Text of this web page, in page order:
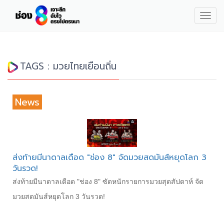
TAGS : มวยไทยเยือนถิ่น
News
ส่งท้ายมีนาดาลเดือด "ช่อง 8" จัดมวยสดมันส์หยุดโลก 3
วันรวด!
ส่งท้ายมีนาดาลเดือด "ช่อง 8" ซัดหนักรายการมวยสุดสัปดาห์ จัด
มวยสดมันส์หยุดโลก 3 วันรวด!